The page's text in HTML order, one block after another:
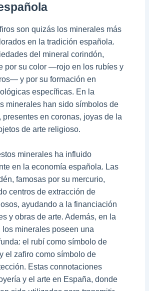
son quizás los minerales más
en la tradición española.
del mineral corindón,
por su color —rojo en los rubíes y
y por su formación en
específicas. En la
minerales han sido símbolos de
presentes en coronas, joyas de la
de arte religioso.
minerales ha influido
en la economía española. Las
famosas por su mercurio,
centros de extracción de
ayudando a la financiación
y obras de arte. Además, en la
los minerales poseen una
el rubí como símbolo de
el zafiro como símbolo de
Estas connotaciones
y el arte en España, donde